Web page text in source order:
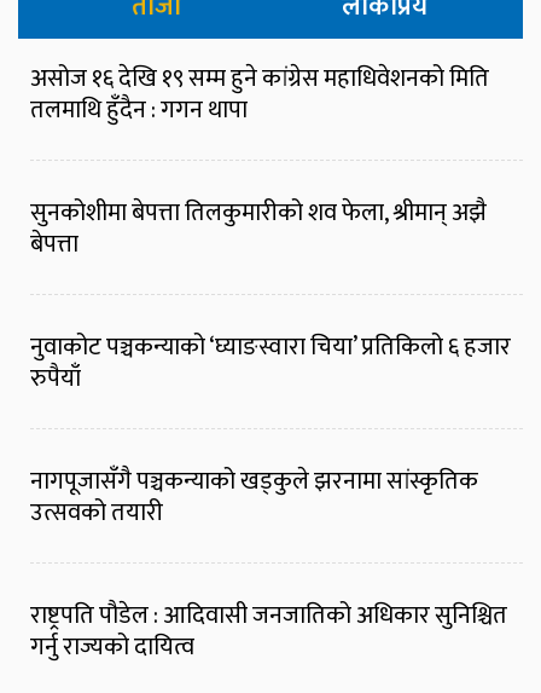
असोज १६ देखि १९ सम्म हुने कांग्रेस महाधिवेशनको मिति
तलमाथि हुँदैन : गगन थापा
सुनकोशीमा बेपत्ता तिलकुमारीको शव फेला, श्रीमान् अझै
बेपत्ता
नुवाकोट पञ्चकन्याको ‘घ्याङस्वारा चिया’ प्रतिकिलो ६ हजार
रुपैयाँ
नागपूजासँगै पञ्चकन्याको खड्कुले झरनामा सांस्कृतिक
उत्सवको तयारी
राष्ट्रपति पौडेल : आदिवासी जनजातिको अधिकार सुनिश्चित
गर्नु राज्यको दायित्व